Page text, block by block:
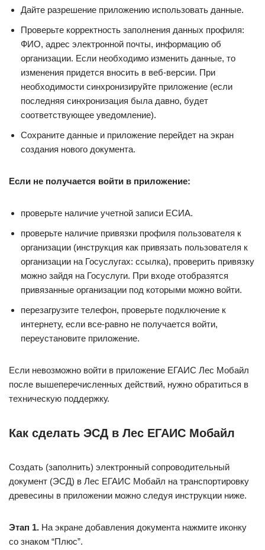
Дайте разрешение приложению использовать данные.
Проверьте корректность заполнения данных профиля:
ФИО, адрес электронной почты, информацию об
организации. Если необходимо изменить данные, то
изменения придется вносить в веб-версии. При
необходимости синхронизируйте приложение (если
последняя синхронизация была давно, будет
соответствующее уведомление).
Сохраните данные и приложение перейдет на экран
создания нового документа.
Если не получается войти в приложение:
проверьте наличие учетной записи ЕСИА.
проверьте наличие привязки профиля пользователя к
организации (инструкция как привязать пользователя к
организации на Госуслугах: ссылка), проверить привязку
можно зайдя на Госуслуги. При входе отобразятся
привязанные организации под которыми можно войти.
перезагрузите телефон, проверьте подключение к
интернету, если все-равно не получается войти,
переустановите приложение.
Если невозможно войти в приложение ЕГАИС Лес Мобайл
после вышеперечисленных действий, нужно обратиться в
техническую поддержку.
Как сделать ЭСД в Лес ЕГАИС Мобайл
Создать (заполнить) электронный сопроводительный
документ (ЭСД) в Лес ЕГАИС Мобайл на транспортировку
древесины в приложении можно следуя инструкции ниже.
Этап 1. На экране добавления документа нажмите иконку
со знаком “Плюс”.